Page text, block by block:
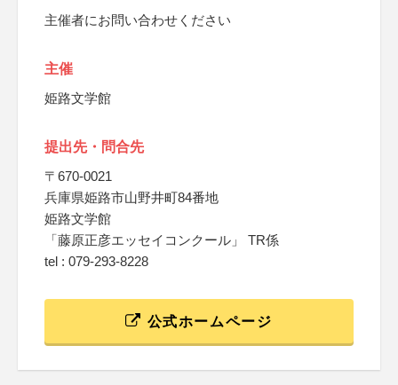
主催者にお問い合わせください
主催
姫路文学館
提出先・問合先
〒670-0021
兵庫県姫路市山野井町84番地
姫路文学館
「藤原正彦エッセイコンクール」 TR係
tel : 079-293-8228
公式ホームページ